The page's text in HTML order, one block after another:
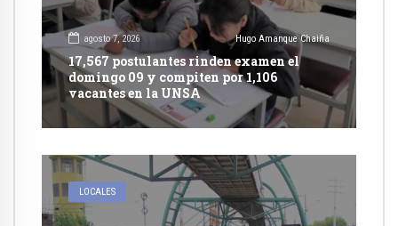
agosto 7, 2026 Hugo Amanque Chaiña
17,567 postulantes rinden examen el
domingo 09 y compiten por 1,106
vacantes en la UNSA
LOCALES